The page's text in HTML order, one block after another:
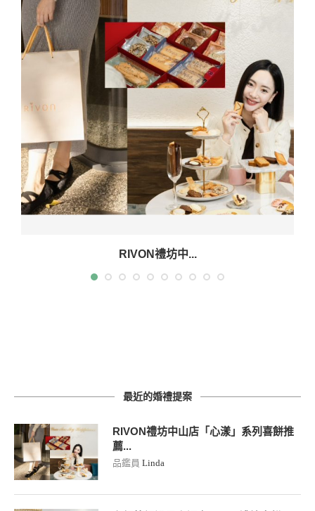
溫馨家居
COPYRIGHT 2013 - 2020. WeddingDay好婚市集
BACK TO TOP